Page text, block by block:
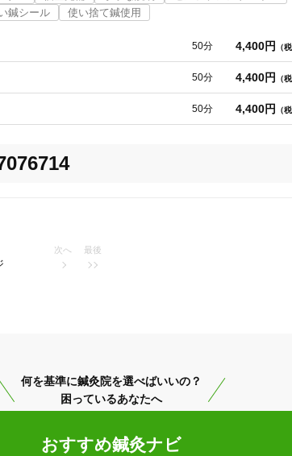
す。
ております。
けください。
流すという方法はとりません！
鍼シール 使い捨て鍼使用
50分 4,400円 （
50分 4,400円 （
50分 4,400円 （
次へ 最後
何を基準に鍼灸院を選べばいいの？
困っているあなたへ
おすすめ鍼灸ナビ